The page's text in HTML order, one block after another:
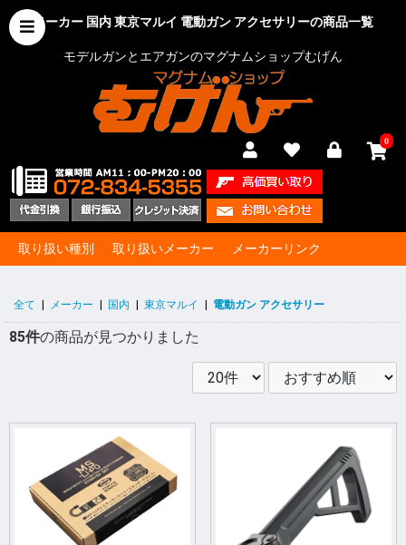
メーカー 国内 東京マルイ 電動ガン アクセサリーの商品一覧
モデルガンとエアガンのマグナムショップむげん
0
取り扱い種別 取り扱いメーカー メーカーリンク
全て メーカー 国内 東京マルイ 電動ガン アクセサリー
85件の商品が見つかりました